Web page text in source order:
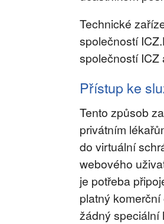
Technické
společností
společností ICZ
Přístup ke
Tento způsob
privátním
do virtuální
webového
je potřeba
platný
žádný speciální